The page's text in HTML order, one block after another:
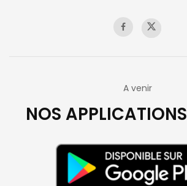
A venir
NOS APPLICATIONS